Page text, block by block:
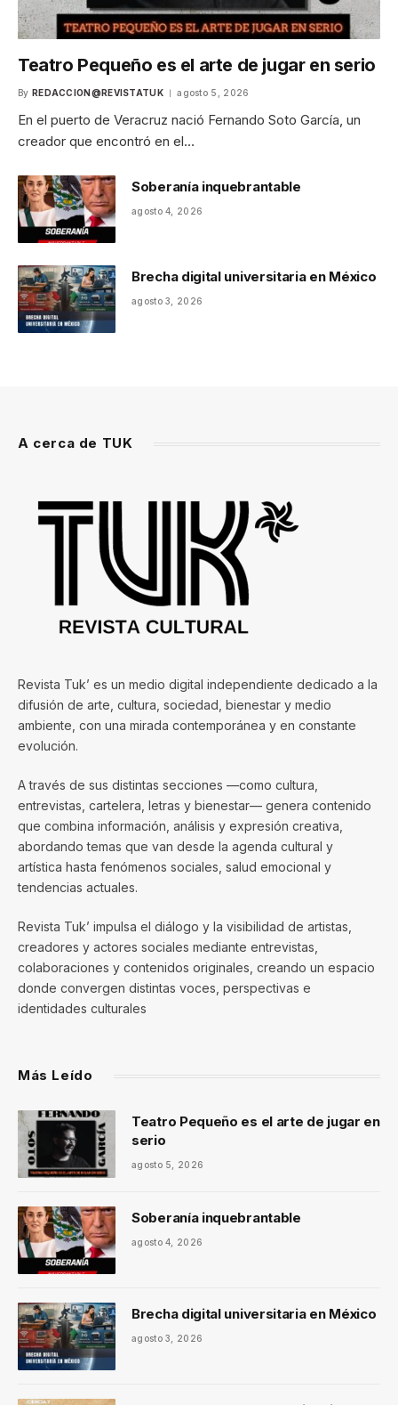
Teatro Pequeño es el arte de jugar en serio
By REDACCION@REVISTATUK agosto 5, 2026
En el puerto de Veracruz nació Fernando Soto García, un
creador que encontró en el…
Soberanía inquebrantable
agosto 4, 2026
Brecha digital universitaria en México
agosto 3, 2026
A cerca de TUK
Revista Tuk’ es un medio digital independiente dedicado a la
difusión de arte, cultura, sociedad, bienestar y medio
ambiente, con una mirada contemporánea y en constante
evolución.
A través de sus distintas secciones —como cultura,
entrevistas, cartelera, letras y bienestar— genera contenido
que combina información, análisis y expresión creativa,
abordando temas que van desde la agenda cultural y
artística hasta fenómenos sociales, salud emocional y
tendencias actuales.
Revista Tuk’ impulsa el diálogo y la visibilidad de artistas,
creadores y actores sociales mediante entrevistas,
colaboraciones y contenidos originales, creando un espacio
donde convergen distintas voces, perspectivas e
identidades culturales
Más Leído
Teatro Pequeño es el arte de jugar en
serio
agosto 5, 2026
Soberanía inquebrantable
agosto 4, 2026
Brecha digital universitaria en México
agosto 3, 2026